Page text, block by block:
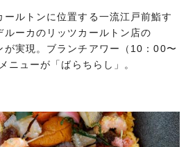
ールトンに位置する一流江戸前鮨す
ルーカのリッツカールトン店の
が実現。ブランチアワー（10：00〜
ニューが「ばらちらし」。